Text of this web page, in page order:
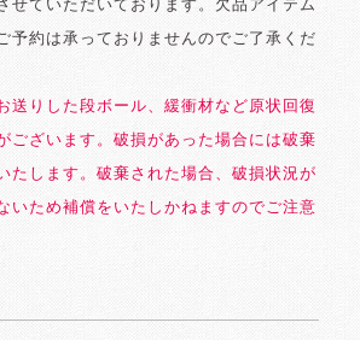
せていただいております。欠品アイテム
予約は承っておりませんのでご了承くだ
送りした段ボール、緩衝材など原状回復
ございます。破損があった場合には破棄
たします。破棄された場合、破損状況が
いため補償をいたしかねますのでご注意